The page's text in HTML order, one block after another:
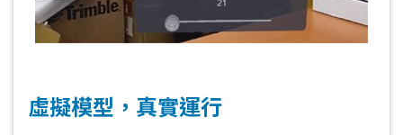
虛擬模型，真實運行